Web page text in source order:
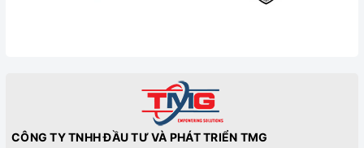
CÔNG TY TNHH ĐẦU TƯ VÀ PHÁT TRIỂN TMG